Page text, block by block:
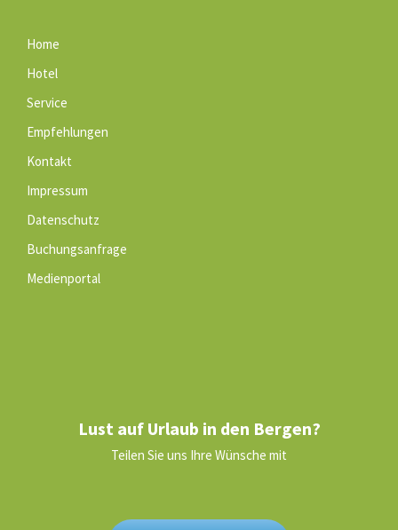
Home
Hotel
Service
Empfehlungen
Kontakt
Impressum
Datenschutz
Buchungsanfrage
Medienportal
Lust auf Urlaub in den Bergen?
Teilen Sie uns Ihre Wünsche mit